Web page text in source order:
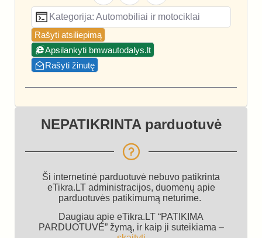
Kategorija: Automobiliai ir motociklai
Rašyti atsiliepimą
Apsilankyti bmwautodalys.lt
Rašyti žinutę
NEPATIKRINTA parduotuvė
Ši internetinė parduotuvė nebuvo patikrinta
eTikra.LT administracijos, duomenų apie
parduotuvės patikimumą neturime.
Daugiau apie eTikra.LT “PATIKIMA
PARDUOTUVĖ” žymą, ir kaip ji suteikiama –